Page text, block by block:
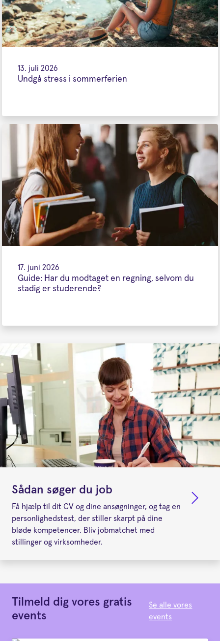
13. juli 2026
Undgå stress i sommerferien
17. juni 2026
Guide: Har du modtaget en regning, selvom du
stadig er studerende?
Sådan søger du job
Få hjælp til dit CV og dine ansøgninger, og tag en
personlighedstest, der stiller skarpt på dine
bløde kompetencer. Bliv jobmatchet med
stillinger og virksomheder.
Tilmeld dig vores gratis
events
Se alle vores
events